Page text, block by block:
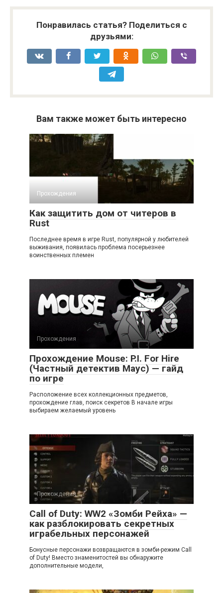
Понравилась статья? Поделиться с
друзьями:
Вам также может быть интересно
Прохождения
Как защитить дом от читеров в
Rust
Последнее время в игре Rust, популярной у любителей
выживания, появилась проблема посерьезнее
воинственных племен
Прохождения
Прохождение Mouse: P.I. For Hire
(Частный детектив Маус) — гайд
по игре
Расположение всех коллекционных предметов,
прохождение глав, поиск секретов В начале игры
выбираем желаемый уровень
Прохождения
Call of Duty: WW2 «Зомби Рейха» —
как разблокировать секретных
играбельных персонажей
Бонусные персонажи возвращаются в зомби-режим Call
of Duty! Вместо знаменитостей вы обнаружите
дополнительные модели,